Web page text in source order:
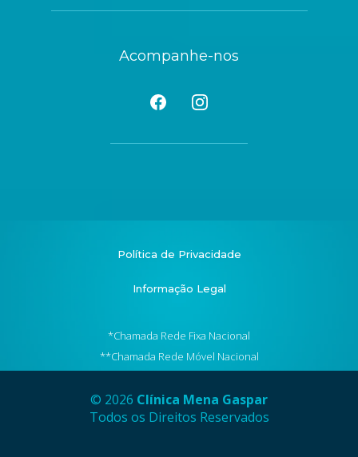
Acompanhe-nos
Política de Privacidade
Informação Legal
*Chamada Rede Fixa Nacional
**Chamada Rede Móvel Nacional
© 2026 Clínica Mena Gaspar
Todos os Direitos Reservados